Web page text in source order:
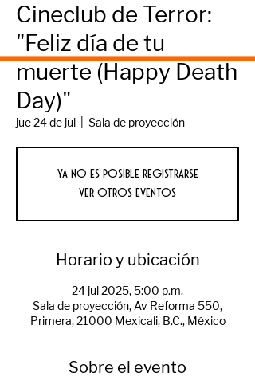
Cineclub de Terror:
"Feliz día de tu
muerte (Happy Death
Day)"
jue 24 de jul Sala de proyección
Ya no es posible registrarse
Ver otros eventos
Horario y ubicación
24 jul 2025, 5:00 p.m.
Sala de proyección, Av Reforma 550,
Primera, 21000 Mexicali, B.C., México
Sobre el evento